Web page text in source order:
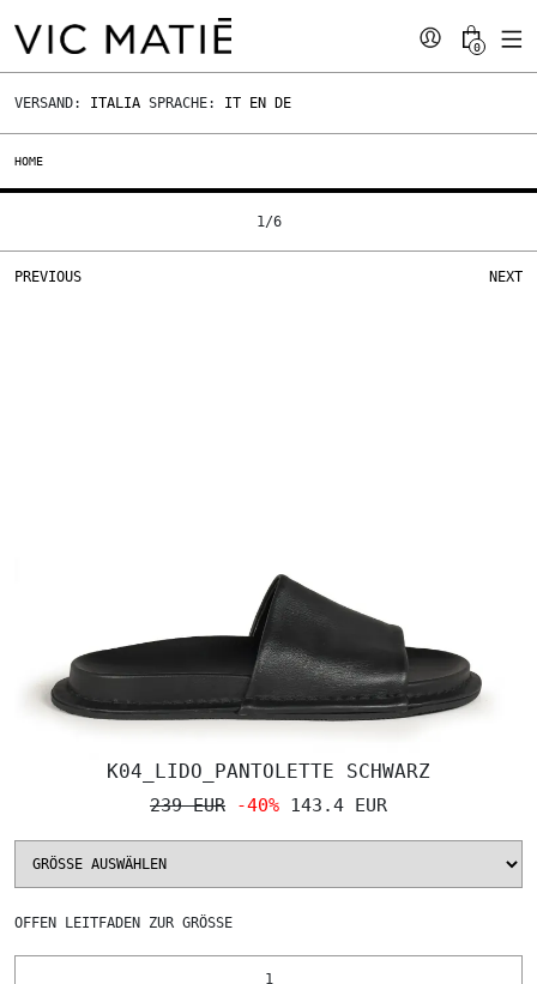
0
VERSAND: ITALIA SPRACHE: IT EN DE
HOME
K04_LIDO_PANTOLETTE SCHWARZ
239 EUR -40% 143.4 EUR
OFFEN LEITFADEN ZUR GRÖSSE
PREVIOUS NEXT
1/6